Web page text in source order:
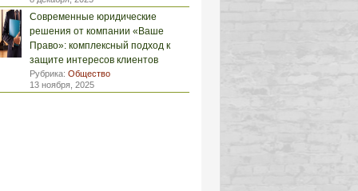
Современные юридические
решения от компании «Ваше
Право»: комплексный подход к
защите интересов клиентов
Рубрика: Общество
13 ноября, 2025